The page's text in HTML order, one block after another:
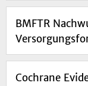
BMFTR
Cochrane